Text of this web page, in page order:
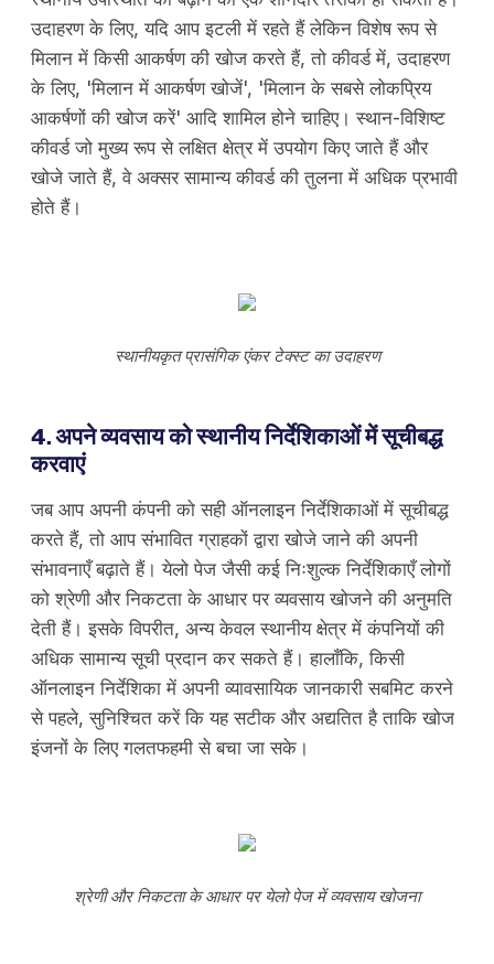
उदाहरण के लिए, यदि आप इटली में रहते हैं लेकिन विशेष रूप से
मिलान में किसी आकर्षण की खोज करते हैं, तो कीवर्ड में, उदाहरण
के लिए, 'मिलान में आकर्षण खोजें', 'मिलान के सबसे लोकप्रिय
आकर्षणों की खोज करें' आदि शामिल होने चाहिए। स्थान-विशिष्ट
कीवर्ड जो मुख्य रूप से लक्षित क्षेत्र में उपयोग किए जाते हैं और
खोजे जाते हैं, वे अक्सर सामान्य कीवर्ड की तुलना में अधिक प्रभावी
होते हैं।
स्थानीयकृत प्रासंगिक एंकर टेक्स्ट का उदाहरण
4. अपने व्यवसाय को स्थानीय निर्देशिकाओं में सूचीबद्ध
करवाएं
जब आप अपनी कंपनी को सही ऑनलाइन निर्देशिकाओं में सूचीबद्ध
करते हैं, तो आप संभावित ग्राहकों द्वारा खोजे जाने की अपनी
संभावनाएँ बढ़ाते हैं। येलो पेज जैसी कई निःशुल्क निर्देशिकाएँ लोगों
को श्रेणी और निकटता के आधार पर व्यवसाय खोजने की अनुमति
देती हैं। इसके विपरीत, अन्य केवल स्थानीय क्षेत्र में कंपनियों की
अधिक सामान्य सूची प्रदान कर सकते हैं। हालाँकि, किसी
ऑनलाइन निर्देशिका में अपनी व्यावसायिक जानकारी सबमिट करने
से पहले, सुनिश्चित करें कि यह सटीक और अद्यतित है ताकि खोज
इंजनों के लिए गलतफहमी से बचा जा सके।
श्रेणी और निकटता के आधार पर येलो पेज में व्यवसाय खोजना